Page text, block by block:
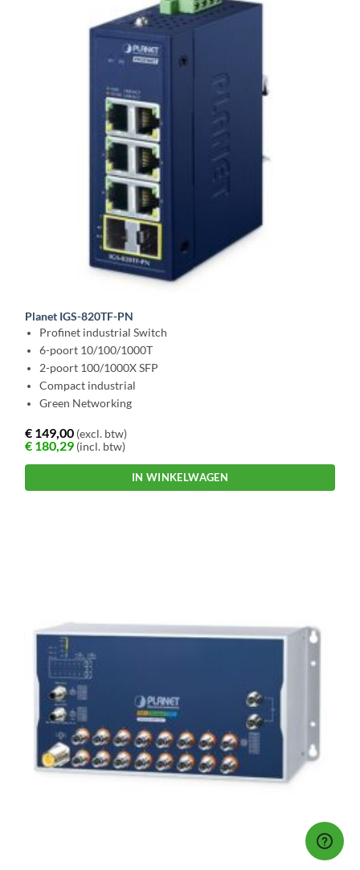
Planet IGS-820TF-PN
Profinet industrial Switch
6-poort 10/100/1000T
2-poort 100/1000X SFP
Compact industrial
Green Networking
€ 149,00 (excl. btw)
€ 180,29 (incl. btw)
IN WINKELWAGEN